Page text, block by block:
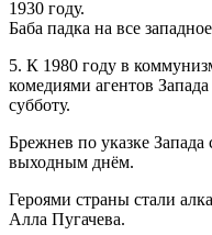
1930 году.
Баба падка на все
5. К 1980 году в
комедиями агентов
субботу.
Брежнев по указке Запада
выходным днём.
Героями страны стали
Алла Пугачева.